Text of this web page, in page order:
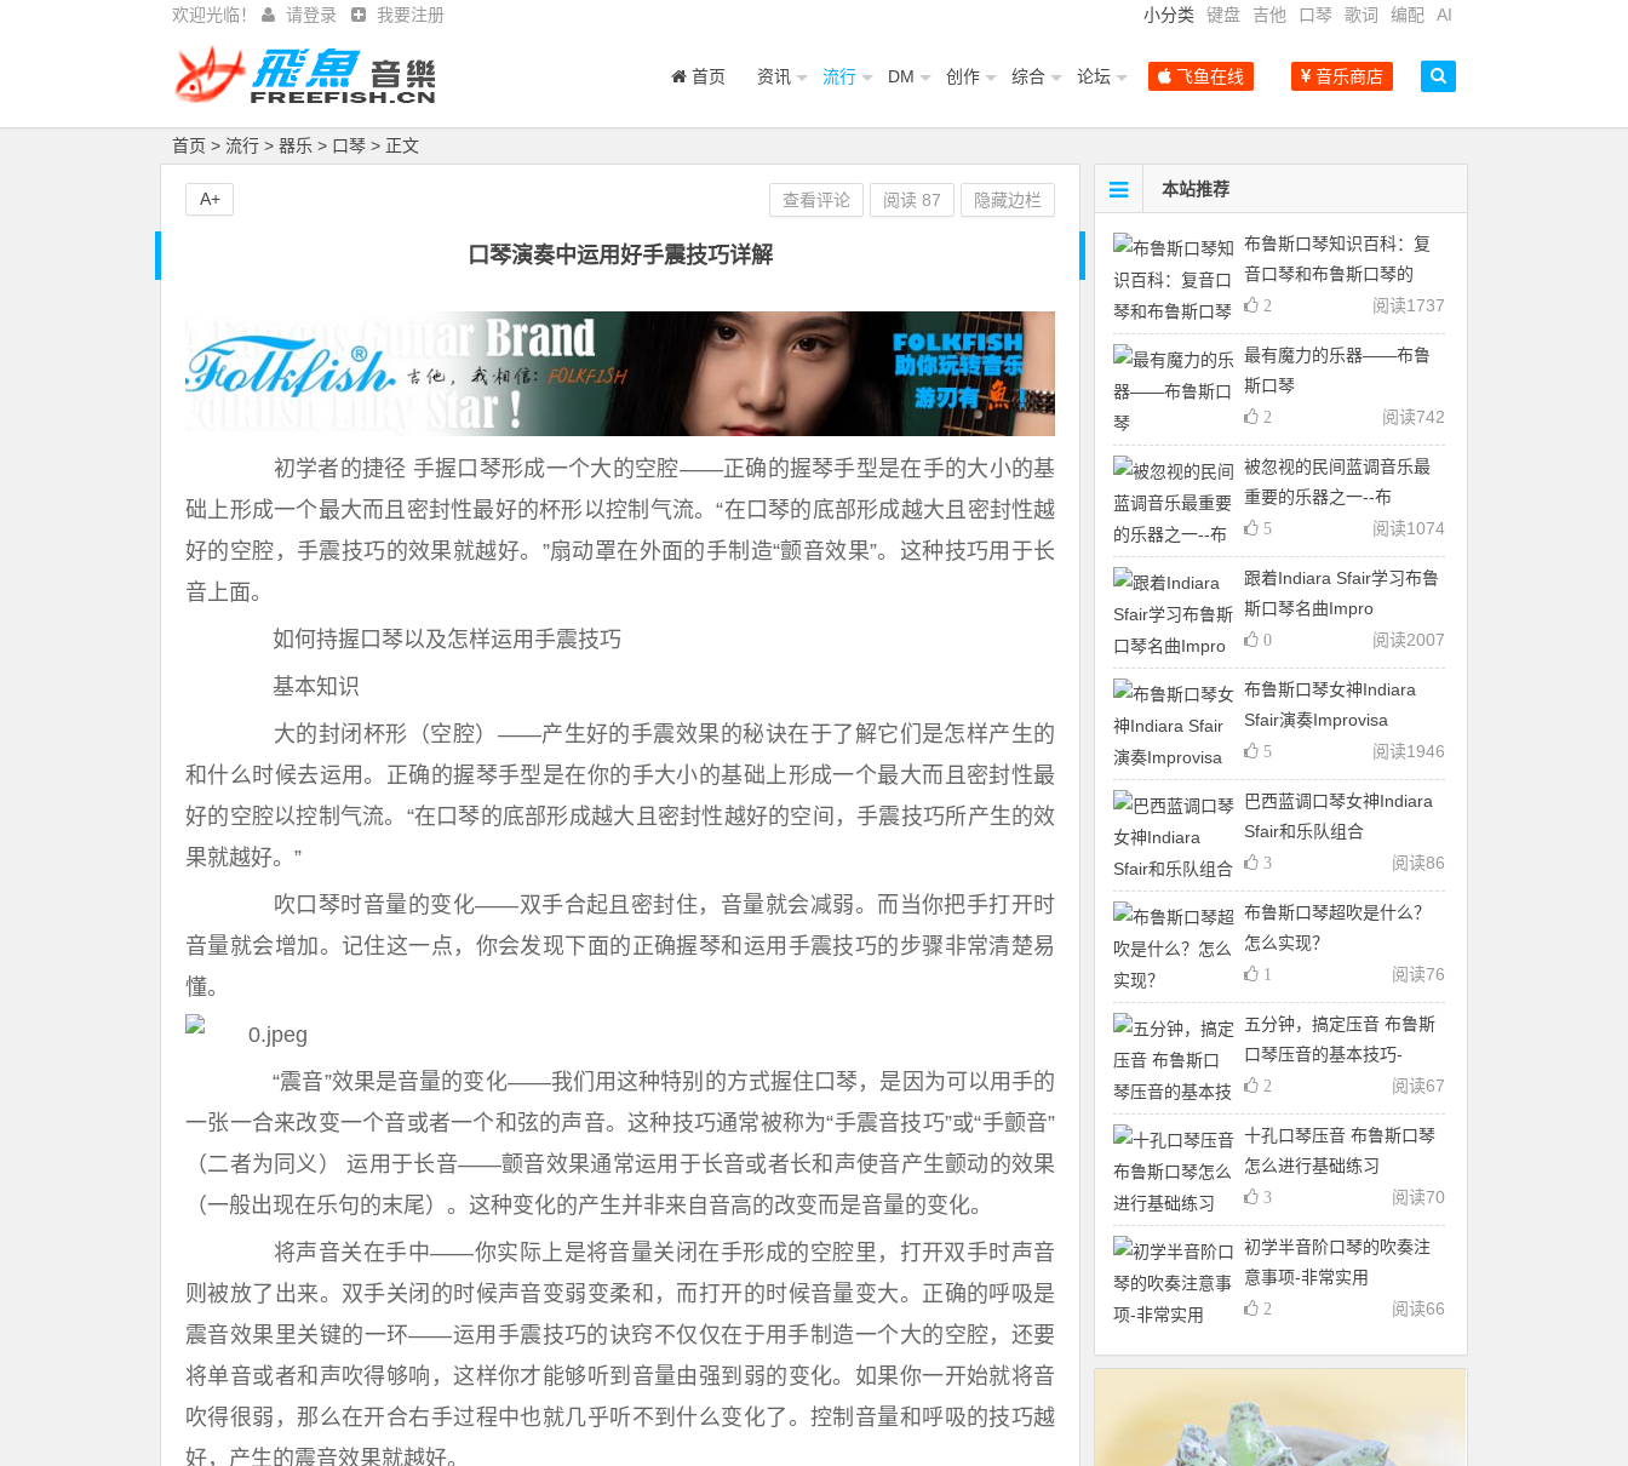
欢迎光临！ 请登录 我要注册 小分类 键盘 吉他 口琴 歌词 编配 AI
首页 资讯 流行 DM 创作 综合 论坛 飞鱼在线 音乐商店
首页 > 流行 > 器乐 > 口琴 > 正文
口琴演奏中运用好手震技巧详解
初学者的捷径 手握口琴形成一个大的空腔——正确的握琴手型是在手的大小的基
础上形成一个最大而且密封性最好的杯形以控制气流。“在口琴的底部形成越大且密封性越
好的空腔，手震技巧的效果就越好。”扇动罩在外面的手制造“颤音效果”。这种技巧用于长
音上面。
如何持握口琴以及怎样运用手震技巧
基本知识
大的封闭杯形（空腔）——产生好的手震效果的秘诀在于了解它们是怎样产生的
和什么时候去运用。正确的握琴手型是在你的手大小的基础上形成一个最大而且密封性最
好的空腔以控制气流。“在口琴的底部形成越大且密封性越好的空间，手震技巧所产生的效
果就越好。”
吹口琴时音量的变化——双手合起且密封住，音量就会减弱。而当你把手打开时
音量就会增加。记住这一点，你会发现下面的正确握琴和运用手震技巧的步骤非常清楚易
懂。
“震音”效果是音量的变化——我们用这种特别的方式握住口琴，是因为可以用手的
一张一合来改变一个音或者一个和弦的声音。这种技巧通常被称为“手震音技巧”或“手颤音”
（二者为同义） 运用于长音——颤音效果通常运用于长音或者长和声使音产生颤动的效果
（一般出现在乐句的末尾）。这种变化的产生并非来自音高的改变而是音量的变化。
将声音关在手中——你实际上是将音量关闭在手形成的空腔里，打开双手时声音
则被放了出来。双手关闭的时候声音变弱变柔和，而打开的时候音量变大。正确的呼吸是
震音效果里关键的一环——运用手震技巧的诀窍不仅仅在于用手制造一个大的空腔，还要
将单音或者和声吹得够响，这样你才能够听到音量由强到弱的变化。如果你一开始就将音
吹得很弱，那么在开合右手过程中也就几乎听不到什么变化了。控制音量和呼吸的技巧越
好，产生的震音效果就越好。
查看评论 阅读87 隐藏边栏
A+ 本站推荐
布鲁斯口琴知识百科：复
音口琴和布鲁斯口琴的
阅读1737
2
最有魔力的乐器——布鲁
斯口琴
阅读742
2
被忽视的民间蓝调音乐最
重要的乐器之一--布
阅读1074
5
跟着Indiara Sfair学习布鲁
斯口琴名曲Impro
阅读2007
0
布鲁斯口琴女神Indiara
Sfair演奏Improvisa
阅读1946
5
巴西蓝调口琴女神Indiara
Sfair和乐队组合
阅读86
3
布鲁斯口琴超吹是什么？
怎么实现？
阅读76
1
五分钟，搞定压音 布鲁斯
口琴压音的基本技巧-
阅读67
2
十孔口琴压音 布鲁斯口琴
怎么进行基础练习
阅读70
3
初学半音阶口琴的吹奏注
意事项-非常实用
阅读66
2